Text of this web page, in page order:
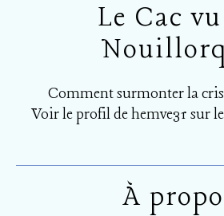
Le Cac
Comment surmonter la
Voir le profil dehemve31 sur
À